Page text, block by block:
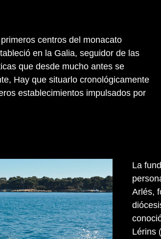
centros del monacato
en la Galia, seguidor de las
que desde mucho antes se
Hay que situarlo cronológicamente
establecimientos impulsados por
La
Arlés,
Lérins